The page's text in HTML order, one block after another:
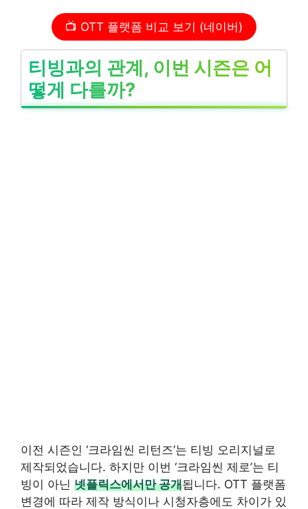
📺 OTT 플랫폼 비교 보기 (네이버)
티빙과의 관계, 이번 시즌은 어
떻게 다를까?
이전 시즌인 ‘크라임씬 리턴즈’는 티빙 오리지널로
제작되었습니다. 하지만 이번 ‘크라임씬 제로’는 티
빙이 아닌 넷플릭스에서만 공개됩니다. OTT 플랫폼
변경에 따라 제작 방식이나 시청자층에도 차이가 있